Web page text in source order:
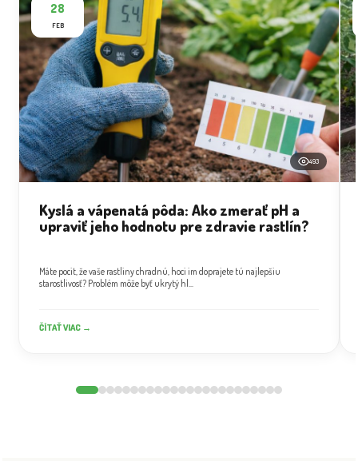
28
FEB
493
Kyslá a vápenatá pôda: Ako zmerať pH a
upraviť jeho hodnotu pre zdravie rastlín?
Máte pocit, že vaše rastliny chradnú, hoci im doprajete tú najlepšiu
starostlivosť? Problém môže byť ukrytý hl...
ČÍTAŤ VIAC →